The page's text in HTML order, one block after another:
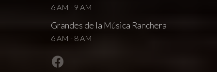
6 AM - 9 AM
Grandes de la Música Ranchera
6 AM - 8 AM